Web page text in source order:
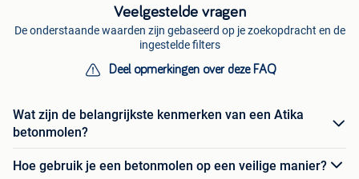
Veelgestelde vragen
De onderstaande waarden zijn gebaseerd op je zoekopdracht en de
ingestelde filters
Deel opmerkingen over deze FAQ
Wat zijn de belangrijkste kenmerken van een Atika
betonmolen?
Hoe gebruik je een betonmolen op een veilige manier?